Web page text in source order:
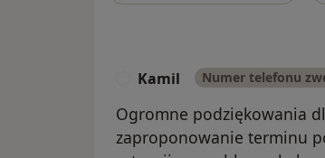
Kamil Numer telefonu
Ogromne podziękowania
zaproponowanie terminu